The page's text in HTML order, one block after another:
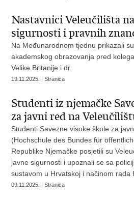
Nastavnici Veleučilišta
sigurnosti i pravnih
Na Međunarodnom tjednu prikazali
akademskog obrazovanja pred
Velike Britanije i dr.
19.11.2025. | Stranica
Studenti iz njemačke
za javni red na
Studenti Savezne visoke škole za
(Hochschule des Bundes für
Republike Njemačke posjetili su
javne sigurnosti i upoznali se sa
sustavom u Hrvatskoj i načinom rada
09.11.2025. | Stranica